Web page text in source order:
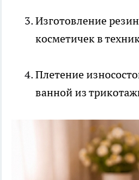
Изготовление
косметичек в
Плетение
ванной из